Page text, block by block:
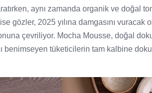
aynı zamanda organik ve doğal
gözler, 2025 yılına damgasını vuracak
çevriliyor. Mocha Mousse, doğal
benimseyen tüketicilerin tam kalbine